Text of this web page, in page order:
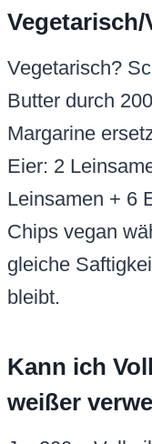
Kann ich
weißer
Ja, 200 g
funktionieren
Vollmilch
sonst zu süß.
schmilzt
Backzeit
Bei 180 °C
prüfen. Umluft?